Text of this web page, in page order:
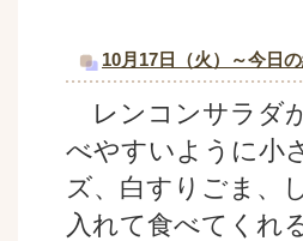
10月17日（火）～今日
レンコンサラダ
べやすいように小
ズ、白すりごま、
入れて食べてくれ